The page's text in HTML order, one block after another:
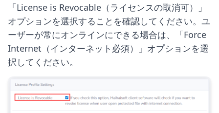
「License is Revocable（ライセンスの取消可）」
オプションを選択することを確認してください。ユ
ーザーが常にオンラインにできる場合は、「Force
Internet（インターネット必須）」オプションを選
択してください。